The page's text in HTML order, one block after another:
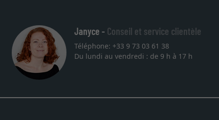
Janyce - Conseil et service clientèle
Téléphone: +33 9 73 03 61 38
Du lundi au vendredi : de 9 h à 17 h